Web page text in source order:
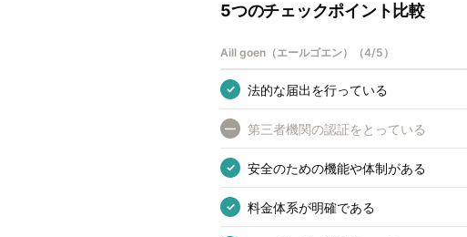
5つのチェックポイント比較
Aill goen（エールゴエン） （4/5 ）
✓ 法的な届出を行っている
— 第三者機関の認証をとっている
✓ 安全のための機能や体制がある
✓ 料金体系が明確である